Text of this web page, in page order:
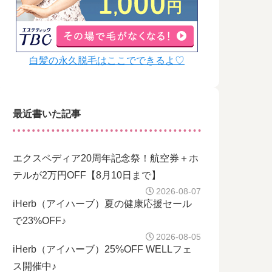
白髪の永久脱毛はここでできるよ♡
最近書いた記事
エクスペディア20周年記念祭！航空券＋ホ
テルが2万円OFF【8月10日まで】
2026-08-07
iHerb（アイハーブ）夏の健康応援セール
で23%OFF♪
2026-08-05
iHerb（アイハーブ）25%OFF WELLフェ
ス開催中♪